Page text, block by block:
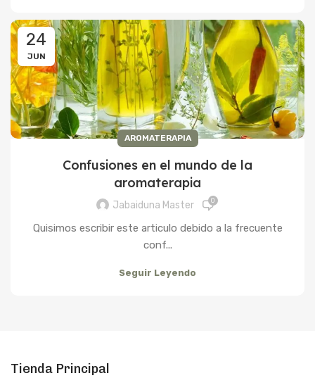
24
JUN
AROMATERAPIA
Confusiones en el mundo de la
aromaterapia
Jabaiduna Master 0
Quisimos escribir este articulo debido a la frecuente
conf...
Seguir Leyendo
Tienda Principal